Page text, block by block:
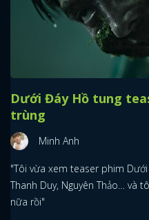
Dưới Đáy Hồ tung
trùng
Minh Anh
"Tôi vừa xem teaser phim Dưới
Thanh Duy, Nguyên Thảo… và
nữa rồi"